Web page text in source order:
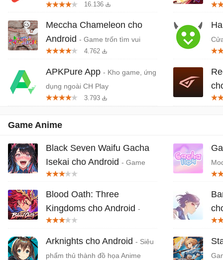
16.136
Meccha Chameleon cho
Android - Game trốn tìm vui
nhộn nhiều người chơi
4.762
APKPure App - Kho game, ứng
dụng ngoài CH Play
3.793
Da
Game Anime
Black Seven Waifu Gacha
Isekai cho Android - Game
RPG waifu xinh đẹp chiến đấu giải
cứu vương quốc
Blood Oath: Three
Kingdoms cho Android -
Game RPG Tam Quốc anime chiến
đấu chiến thuật mãn nhãn
Arknights cho Android - Siêu
phẩm thủ thành đồ họa Anime